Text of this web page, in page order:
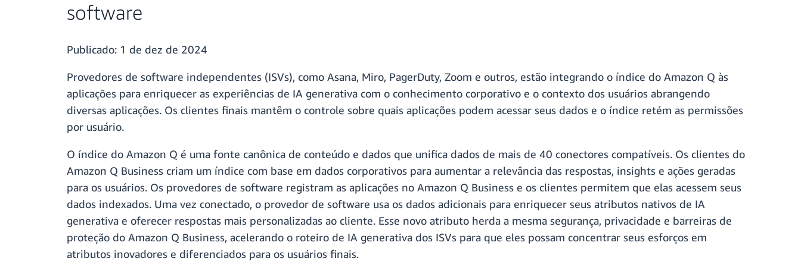
software
Publicado: 1 de dez de 2024
Provedores de software independentes (ISVs), como Asana, Miro, PagerDuty, Zoom e outros, estão integrando o índice do Amazon Q às
aplicações para enriquecer as experiências de IA generativa com o conhecimento corporativo e o contexto dos usuários abrangendo
diversas aplicações. Os clientes finais mantêm o controle sobre quais aplicações podem acessar seus dados e o índice retém as permissões
por usuário.
O índice do Amazon Q é uma fonte canônica de conteúdo e dados que unifica dados de mais de 40 conectores compatíveis. Os clientes do
Amazon Q Business criam um índice com base em dados corporativos para aumentar a relevância das respostas, insights e ações geradas
para os usuários. Os provedores de software registram as aplicações no Amazon Q Business e os clientes permitem que elas acessem seus
dados indexados. Uma vez conectado, o provedor de software usa os dados adicionais para enriquecer seus atributos nativos de IA
generativa e oferecer respostas mais personalizadas ao cliente. Esse novo atributo herda a mesma segurança, privacidade e barreiras de
proteção do Amazon Q Business, acelerando o roteiro de IA generativa dos ISVs para que eles possam concentrar seus esforços em
atributos inovadores e diferenciados para os usuários finais.